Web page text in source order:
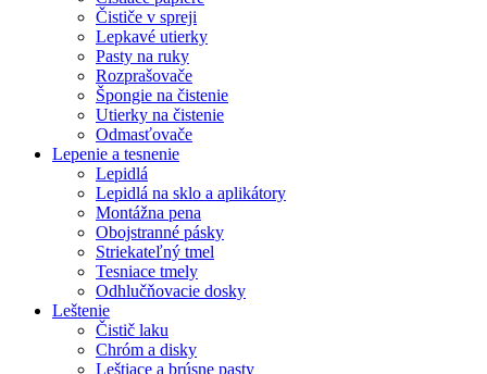
Čističe v spreji
Lepkavé utierky
Pasty na ruky
Rozprašovače
Špongie na čistenie
Utierky na čistenie
Odmasťovače
Lepenie a tesnenie
Lepidlá
Lepidlá na sklo a aplikátory
Montážna pena
Obojstranné pásky
Striekateľný tmel
Tesniace tmely
Odhlučňovacie dosky
Leštenie
Čistič laku
Chróm a disky
Leštiace a brúsne pasty